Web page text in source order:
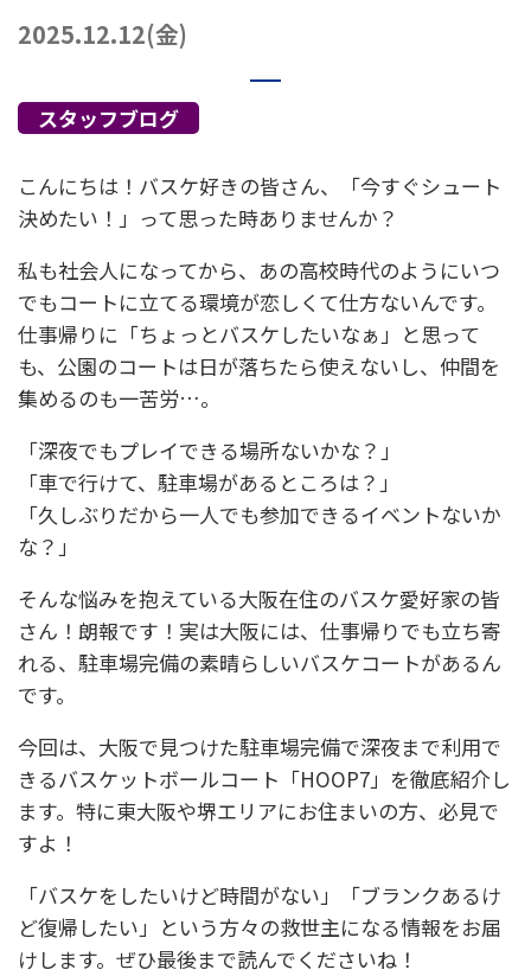
2025.12.12(金)
スタッフブログ
こんにちは！バスケ好きの皆さん、「今すぐシュート
決めたい！」って思った時ありませんか？
私も社会人になってから、あの高校時代のようにいつ
でもコートに立てる環境が恋しくて仕方ないんです。
仕事帰りに「ちょっとバスケしたいなぁ」と思って
も、公園のコートは日が落ちたら使えないし、仲間を
集めるのも一苦労…。
「深夜でもプレイできる場所ないかな？」
「車で行けて、駐車場があるところは？」
「久しぶりだから一人でも参加できるイベントないか
な？」
そんな悩みを抱えている大阪在住のバスケ愛好家の皆
さん！朗報です！実は大阪には、仕事帰りでも立ち寄
れる、駐車場完備の素晴らしいバスケコートがあるん
です。
今回は、大阪で見つけた駐車場完備で深夜まで利用で
きるバスケットボールコート「HOOP7」を徹底紹介し
ます。特に東大阪や堺エリアにお住まいの方、必見で
すよ！
「バスケをしたいけど時間がない」「ブランクあるけ
ど復帰したい」という方々の救世主になる情報をお届
けします。ぜひ最後まで読んでくださいね！